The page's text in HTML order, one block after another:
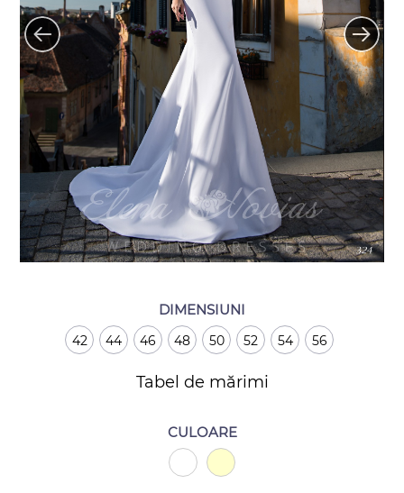
DIMENSIUNI
42 44 46 48 50 52 54 56
Tabel de mărimi
CULOARE